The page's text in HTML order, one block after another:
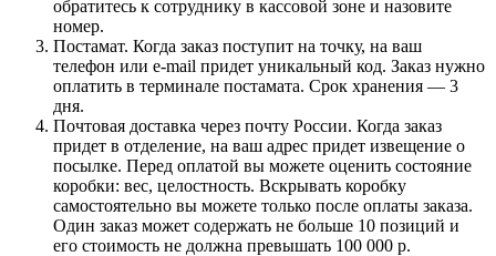
обратитесь к сотруднику в кассовой зоне и назовите
номер.
Постамат. Когда заказ поступит на точку, на ваш
телефон или e-mail придет уникальный код. Заказ нужно
оплатить в терминале постамата. Срок хранения — 3
дня.
Почтовая доставка через почту России. Когда заказ
придет в отделение, на ваш адрес придет извещение о
посылке. Перед оплатой вы можете оценить состояние
коробки: вес, целостность. Вскрывать коробку
самостоятельно вы можете только после оплаты заказа.
Один заказ может содержать не больше 10 позиций и
его стоимость не должна превышать 100 000 р.